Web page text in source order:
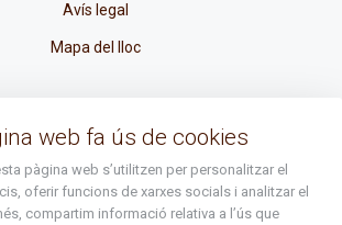
Avís legal
Mapa del lloc
web fa ús de cookies
pàgina web s’utilitzen per personalitzar el
oferir funcions de xarxes socials i analitzar el
compartim informació relativa a l’ús que